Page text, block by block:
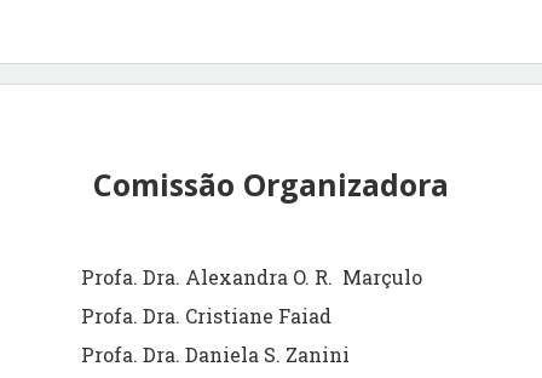
Comissão Organizadora
Profa. Dra. Alexandra O. R. Marçulo
Profa. Dra. Cristiane Faiad
Profa. Dra. Daniela S. Zanini